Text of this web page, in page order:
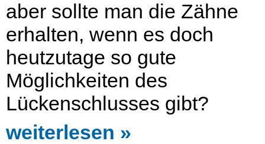
aber sollte man die Zähne
erhalten, wenn es doch
heutzutage so gute
Möglichkeiten des
Lückenschlusses gibt?
weiterlesen